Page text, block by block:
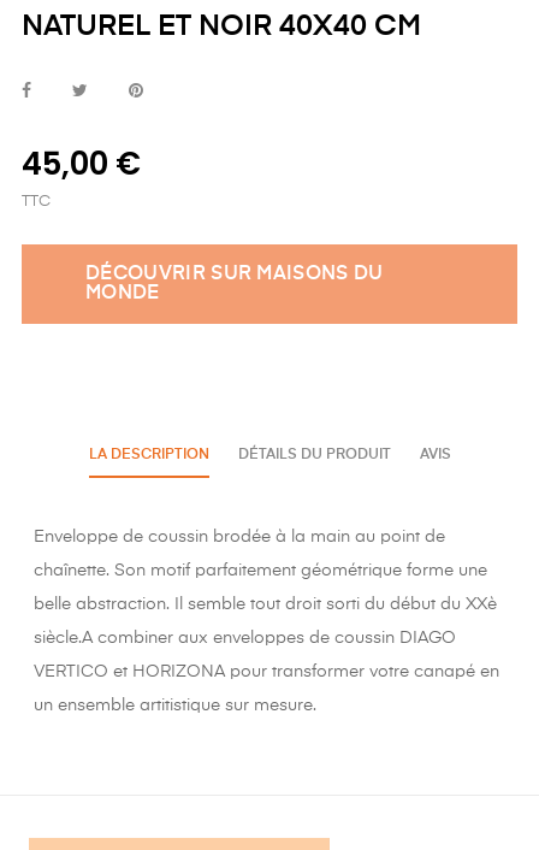
NATUREL ET NOIR 40X40 CM
45,00 €
TTC
DÉCOUVRIR SUR MAISONS DU
MONDE
LA DESCRIPTION DÉTAILS DU PRODUIT AVIS
Enveloppe de coussin brodée à la main au point de
chaînette. Son motif parfaitement géométrique forme une
belle abstraction. Il semble tout droit sorti du début du XXè
siècle.A combiner aux enveloppes de coussin DIAGO
VERTICO et HORIZONA pour transformer votre canapé en
un ensemble artitistique sur mesure.